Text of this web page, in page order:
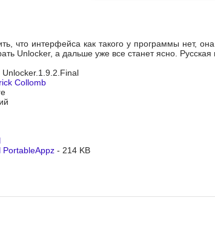
что интерфейса как такого у программы нет,
Unlocker, а дальше уже все станет ясно.
Unlocker.1.9.2.Final
Collomb
PortableAppz - 214 KB